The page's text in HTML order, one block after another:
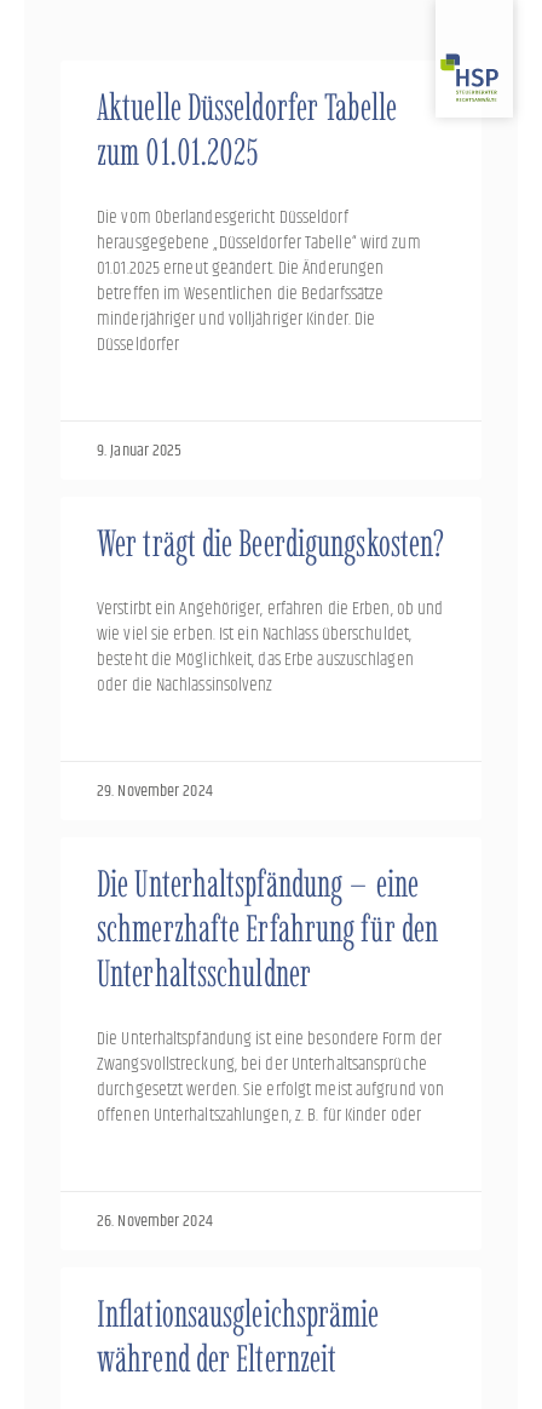
Aktuelle Düsseldorfer Tabelle
zum 01.01.2025
Die vom Oberlandesgericht Düsseldorf
herausgegebene „Düsseldorfer Tabelle“ wird zum
01.01.2025 erneut geändert. Die Änderungen
betreffen im Wesentlichen die Bedarfssätze
minderjähriger und volljähriger Kinder. Die
Düsseldorfer
9. Januar 2025
Wer trägt die Beerdigungskosten?
Verstirbt ein Angehöriger, erfahren die Erben, ob und
wie viel sie erben. Ist ein Nachlass überschuldet,
besteht die Möglichkeit, das Erbe auszuschlagen
oder die Nachlassinsolvenz
29. November 2024
Die Unterhaltspfändung – eine
schmerzhafte Erfahrung für den
Unterhaltsschuldner
Die Unterhaltspfändung ist eine besondere Form der
Zwangsvollstreckung, bei der Unterhaltsansprüche
durchgesetzt werden. Sie erfolgt meist aufgrund von
offenen Unterhaltszahlungen, z. B. für Kinder oder
26. November 2024
Inflationsausgleichsprämie
während der Elternzeit